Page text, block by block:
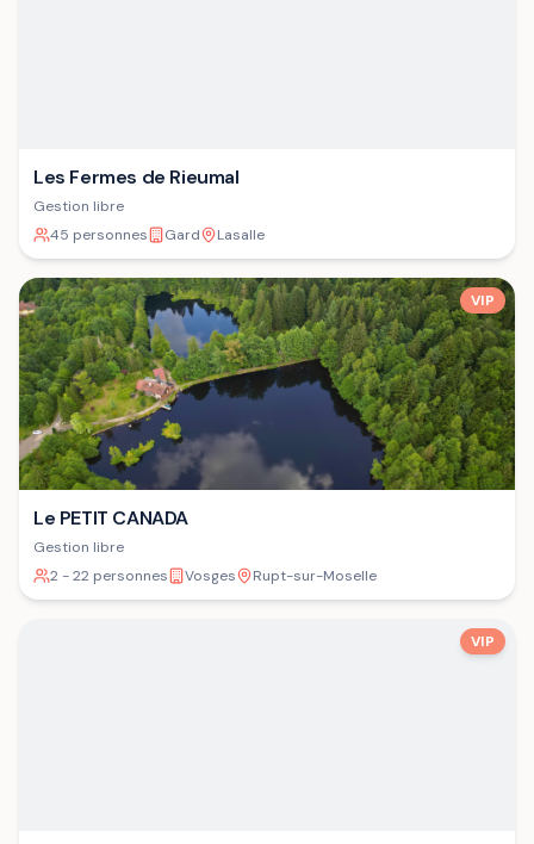
Les Fermes de Rieumal
Gestion libre
45 personnes
Gard Lasalle
VIP
Le PETIT CANADA
Gestion libre
2 - 22 personnes
Vosges Rupt-sur-Moselle
VIP